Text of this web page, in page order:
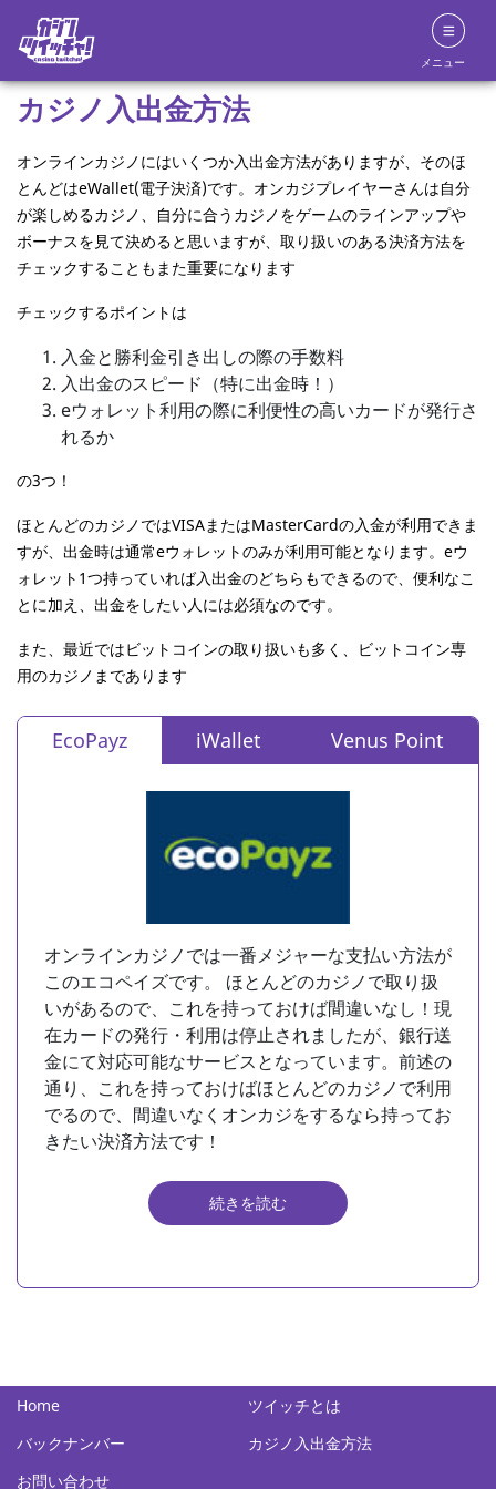
メニュー
カジノ入出金方法
オンラインカジノにはいくつか入出金方法がありますが、そのほ
とんどはeWallet(電子決済)です。オンカジプレイヤーさんは自分
が楽しめるカジノ、自分に合うカジノをゲームのラインアップや
ボーナスを見て決めると思いますが、取り扱いのある決済方法を
チェックすることもまた重要になります
チェックするポイントは
入金と勝利金引き出しの際の手数料
入出金のスピード（特に出金時！）
eウォレット利用の際に利便性の高いカードが発行さ
れるか
の3つ！
ほとんどのカジノではVISAまたはMasterCardの入金が利用できま
すが、出金時は通常eウォレットのみが利用可能となります。eウ
ォレット1つ持っていれば入出金のどちらもできるので、便利なこ
とに加え、出金をしたい人には必須なのです。
また、最近ではビットコインの取り扱いも多く、ビットコイン専
用のカジノまであります
EcoPayz iWallet Venus Point
オンラインカジノでは一番メジャーな支払い方法が
このエコペイズです。 ほとんどのカジノで取り扱
いがあるので、これを持っておけば間違いなし！現
在カードの発行・利用は停止されましたが、銀行送
金にて対応可能なサービスとなっています。前述の
通り、これを持っておけばほとんどのカジノで利用
でるので、間違いなくオンカジをするなら持ってお
きたい決済方法です！
続きを読む
Home
ツイッチとは
バックナンバー
カジノ入出金方法
お問い合わせ